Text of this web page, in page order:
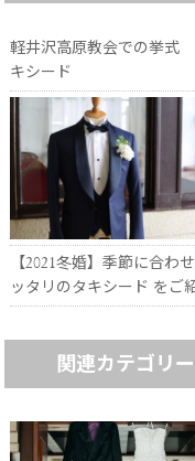
軽井沢高原教会での挙式
キシード
【2021冬婚】季節に合わ
ッタリのタキシード をご
関連カテゴリ